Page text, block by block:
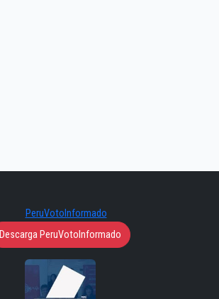
Descarga PeruVotoInformado